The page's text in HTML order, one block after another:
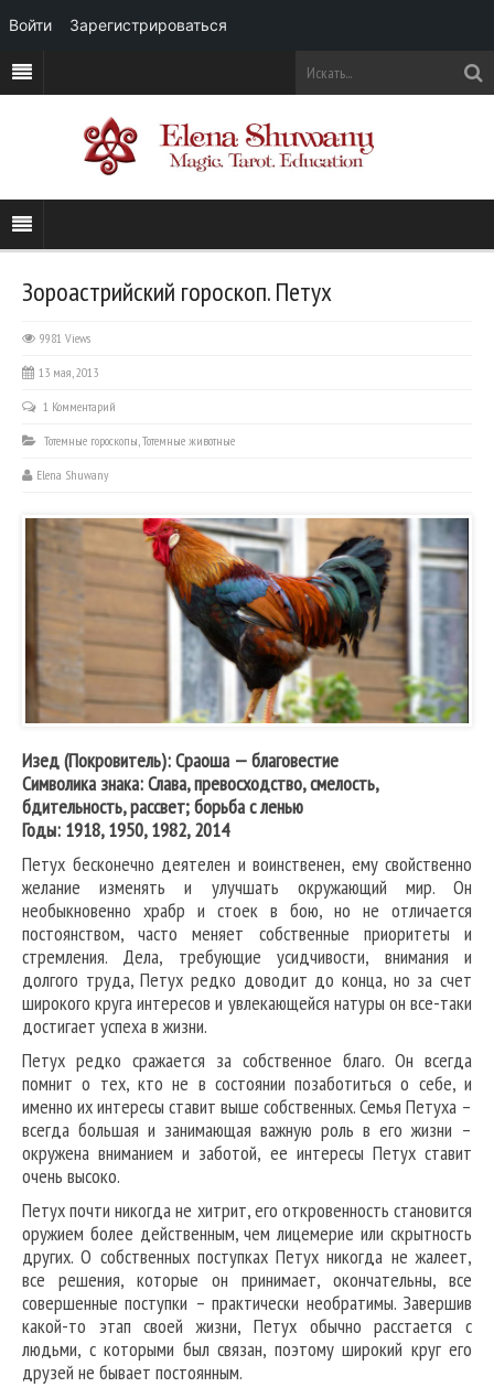
Зороастрийский гороскоп. Петух
9981 Views
13 мая, 2013
1 Комментарий
Тотемные гороскопы,Тотемные животные
Elena Shuwany
Изед (Покровитель): Сраоша — благовестие
Символика знака: Слава, превосходство, смелость,
бдительность, рассвет; борьба с ленью
Годы: 1918, 1950, 1982, 2014
Петух бесконечно деятелен и воинственен, ему свойственно
желание изменять и улучшать окружающий мир. Он
необыкновенно храбр и стоек в бою, но не отличается
постоянством, часто меняет собственные приоритеты и
стремления. Дела, требующие усидчивости, внимания и
долгого труда, Петух редко доводит до конца, но за счет
широкого круга интересов и увлекающейся натуры он все-таки
достигает успеха в жизни.
Петух редко сражается за собственное благо. Он всегда
помнит о тех, кто не в состоянии позаботиться о себе, и
именно их интересы ставит выше собственных. Семья Петуха –
всегда большая и занимающая важную роль в его жизни –
окружена вниманием и заботой, ее интересы Петух ставит
очень высоко.
Петух почти никогда не хитрит, его откровенность становится
оружием более действенным, чем лицемерие или скрытность
других. О собственных поступках Петух никогда не жалеет,
все решения, которые он принимает, окончательны, все
совершенные поступки – практически необратимы. Завершив
какой-то этап своей жизни, Петух обычно расстается с
людьми, с которыми был связан, поэтому широкий круг его
друзей не бывает постоянным.
Войти Зарегистрироваться